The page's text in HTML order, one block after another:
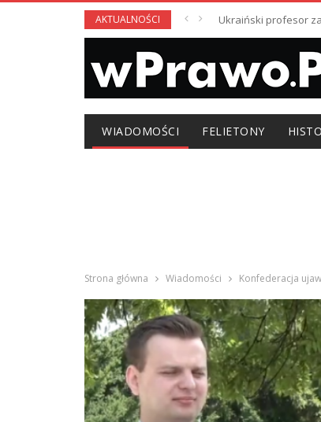
AKTUALNOŚCI Ukraiński profesor
WIADOMOŚCI FELIETONY
Strona główna Wiadomości Konfederacja